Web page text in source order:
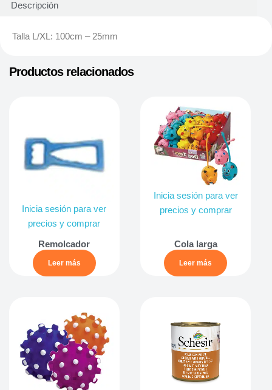
Descripción
Talla L/XL: 100cm – 25mm
Productos relacionados
Inicia sesión para ver
precios y comprar
Remolcador
Leer más
Inicia sesión para ver
precios y comprar
Cola larga
Leer más